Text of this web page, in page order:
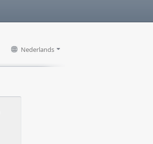
Nederlands